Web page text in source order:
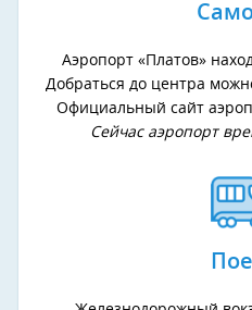
Аэропорт «Платов»
Добраться до центра
Официальный сайт
Сейчас аэропорт